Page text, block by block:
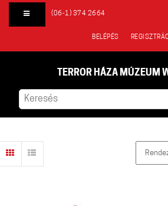
(06-1) 374 2664
BELÉPÉS
TERROR HÁZA MÚZEUM